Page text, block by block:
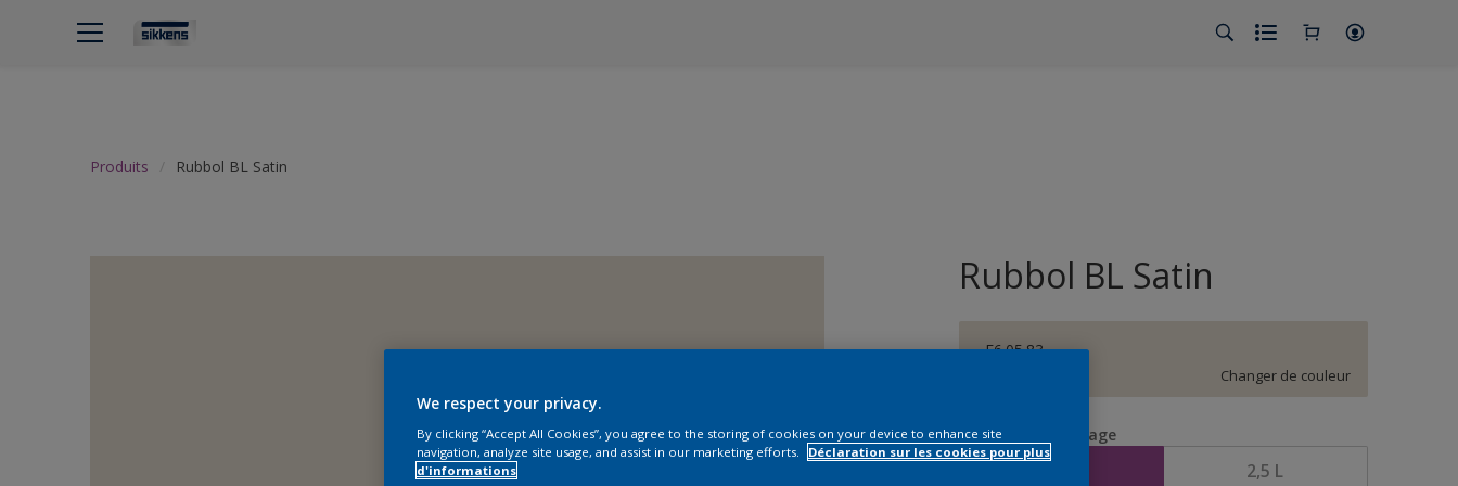
Produits Rubbol BL Satin
Rubbol BL Satin
F6.05.83
Changer de couleur
Taille de l’emballage
2,5 L
We respect your privacy.
By clicking “Accept All Cookies”, you agree to the storing of cookies on your device to enhance site
navigation, analyze site usage, and assist in our marketing efforts.
Déclaration sur les cookies pour plus
d'informations